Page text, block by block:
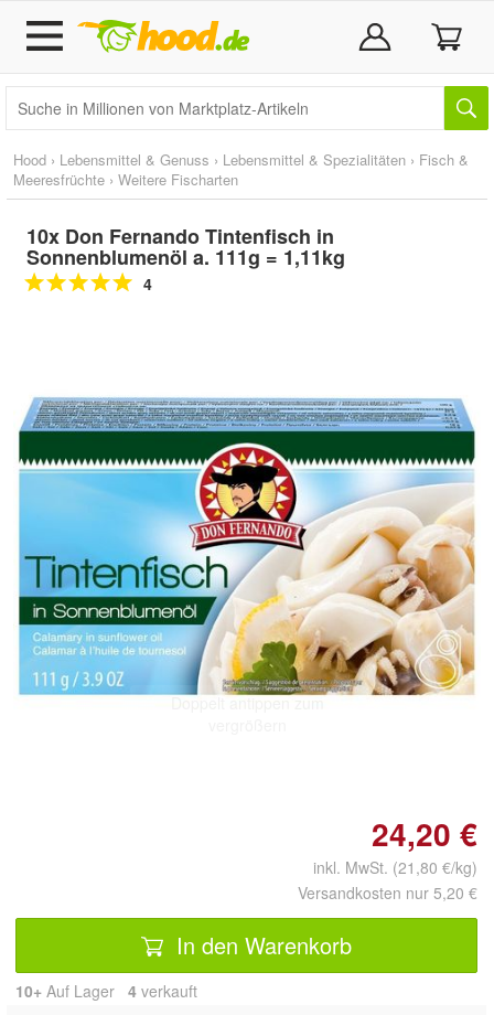
Hood › Lebensmittel & Genuss › Lebensmittel & Spezialitäten › Fisch &
Meeresfrüchte › Weitere Fischarten
10x Don Fernando Tintenfisch in
Sonnenblumenöl a. 111g = 1,11kg
4
Doppelt antippen zum
24,20 €
inkl. MwSt. (21,80 €/kg)
Versandkosten nur 5,20 €
In den Warenkorb
10+ Auf Lager 4 verkauft